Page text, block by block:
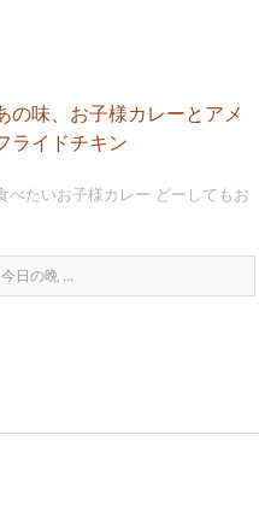
味、お子様カレーとアメ
ライドチキン
べたいお子様カレー どーしてもお
今日の晩 ...